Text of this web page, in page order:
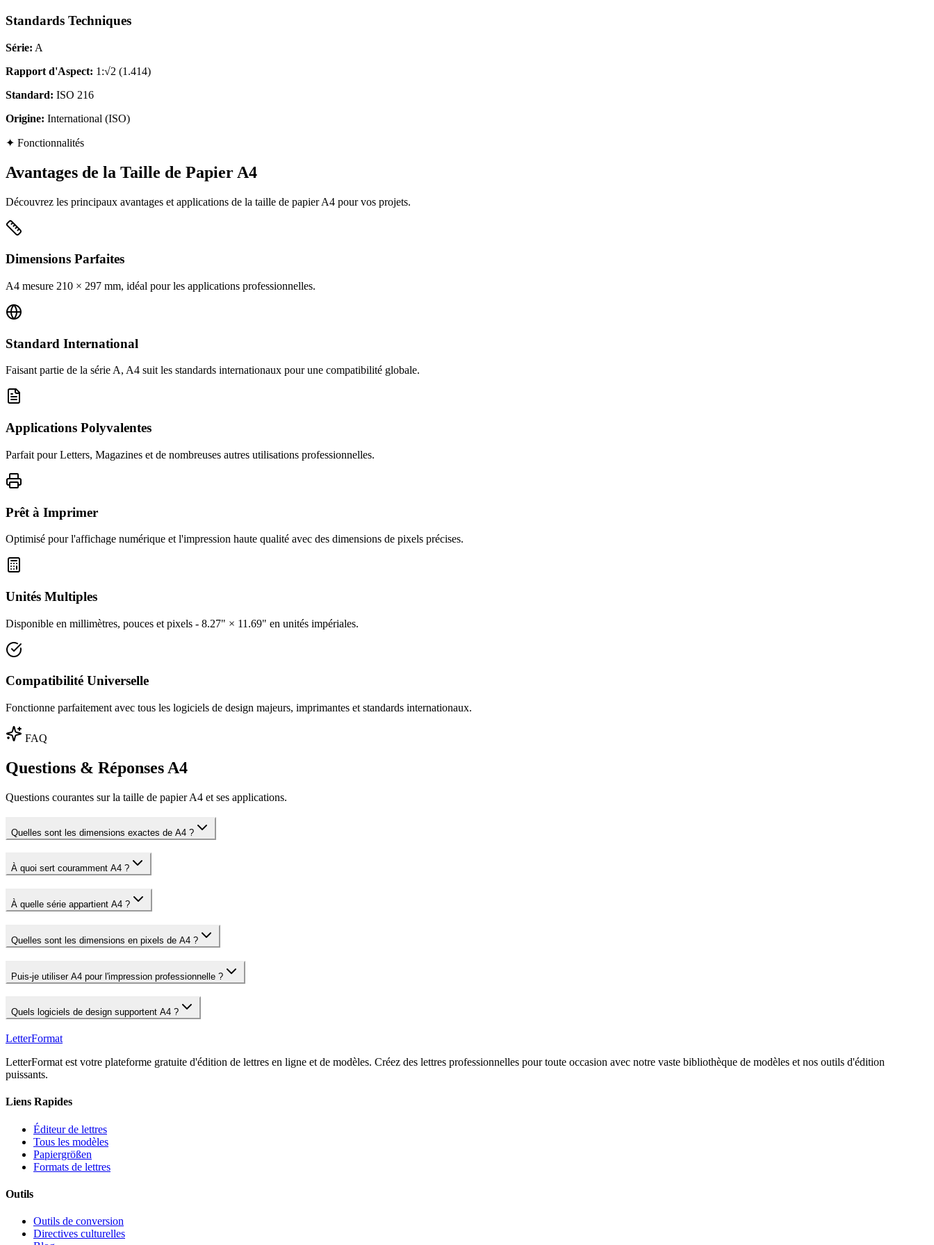
Standards Techniques
Série: A
Rapport d'Aspect: 1:√2 (1.414)
Standard: ISO 216
Origine: International (ISO)
✦ Fonctionnalités
Avantages de la Taille de Papier A4
Découvrez les principaux avantages et applications de la taille de papier A4 pour vos projets.
Dimensions Parfaites
A4 mesure 210 × 297 mm, idéal pour les applications professionnelles.
Standard International
Faisant partie de la série A, A4 suit les standards internationaux pour une compatibilité globale.
Applications Polyvalentes
Parfait pour Letters, Magazines et de nombreuses autres utilisations professionnelles.
Prêt à Imprimer
Optimisé pour l'affichage numérique et l'impression haute qualité avec des dimensions de pixels précises.
Unités Multiples
Disponible en millimètres, pouces et pixels - 8.27" × 11.69" en unités impériales.
Compatibilité Universelle
Fonctionne parfaitement avec tous les logiciels de design majeurs, imprimantes et standards internationaux.
FAQ
Questions & Réponses A4
Questions courantes sur la taille de papier A4 et ses applications.
Quelles sont les dimensions exactes de A4 ?
À quoi sert couramment A4 ?
À quelle série appartient A4 ?
Quelles sont les dimensions en pixels de A4 ?
Puis-je utiliser A4 pour l'impression professionnelle ?
Quels logiciels de design supportent A4 ?
LetterFormat
LetterFormat est votre plateforme gratuite d'édition de lettres en ligne et de modèles. Créez des lettres professionnelles pour toute occasion avec notre vaste bibliothèque de modèles et nos outils d'édition
puissants.
Liens Rapides
Éditeur de lettres
Tous les modèles
Papiergrößen
Formats de lettres
Outils
Outils de conversion
Directives culturelles